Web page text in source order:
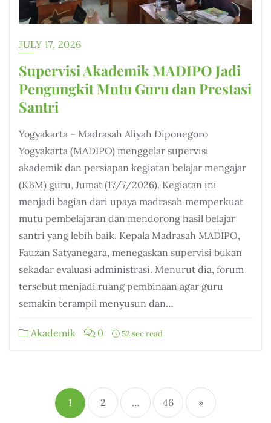
JULY 17, 2026
Supervisi Akademik MADIPO Jadi
Pengungkit Mutu Guru dan Prestasi
Santri
Yogyakarta – Madrasah Aliyah Diponegoro
Yogyakarta (MADIPO) menggelar supervisi
akademik dan persiapan kegiatan belajar mengajar
(KBM) guru, Jumat (17/7/2026). Kegiatan ini
menjadi bagian dari upaya madrasah memperkuat
mutu pembelajaran dan mendorong hasil belajar
santri yang lebih baik. Kepala Madrasah MADIPO,
Fauzan Satyanegara, menegaskan supervisi bukan
sekadar evaluasi administrasi. Menurut dia, forum
tersebut menjadi ruang pembinaan agar guru
semakin terampil menyusun dan…
Akademik 0 52 sec read
Posts
pagination
1 2 … 46 »